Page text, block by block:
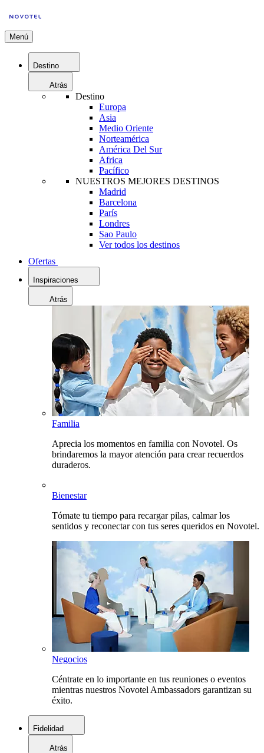
Menú
Destino
Atrás
Destino
Europa
Asia
Medio Oriente
Norteamérica
América Del Sur
Africa
Pacífico
NUESTROS MEJORES DESTINOS
Madrid
Barcelona
París
Londres
Sao Paulo
Ver todos los destinos
Ofertas
Inspiraciones
Atrás
Familia
Aprecia los momentos en familia con Novotel. Os
brindaremos la mayor atención para crear recuerdos
duraderos.
Bienestar
Tómate tu tiempo para recargar pilas, calmar los
sentidos y reconectar con tus seres queridos en Novotel.
Negocios
Céntrate en lo importante en tus reuniones o eventos
mientras nuestros Novotel Ambassadors garantizan su
éxito.
Fidelidad
Atrás